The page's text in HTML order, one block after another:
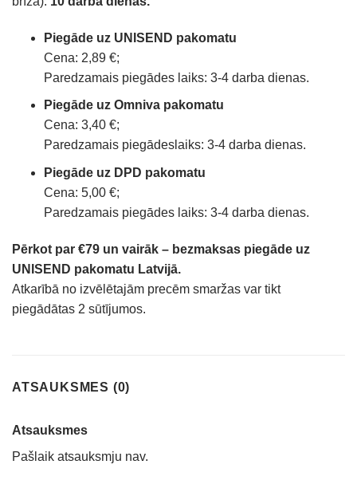
Piegāde uz UNISEND pakomatu
Cena: 2,89 €;
Paredzamais piegādes laiks: 3-4 darba dienas.
Piegāde uz Omniva pakomatu
Cena: 3,40 €;
Paredzamais piegādeslaiks: 3-4 darba dienas.
Piegāde uz DPD pakomatu
Cena: 5,00 €;
Paredzamais piegādes laiks: 3-4 darba dienas.
Pērkot par €79 un vairāk – bezmaksas piegāde uz
UNISEND pakomatu Latvijā.
Atkarībā no izvēlētajām precēm smaržas var tikt
piegādātas 2 sūtījumos.
ATSAUKSMES (0)
Atsauksmes
Pašlaik atsauksmju nav.